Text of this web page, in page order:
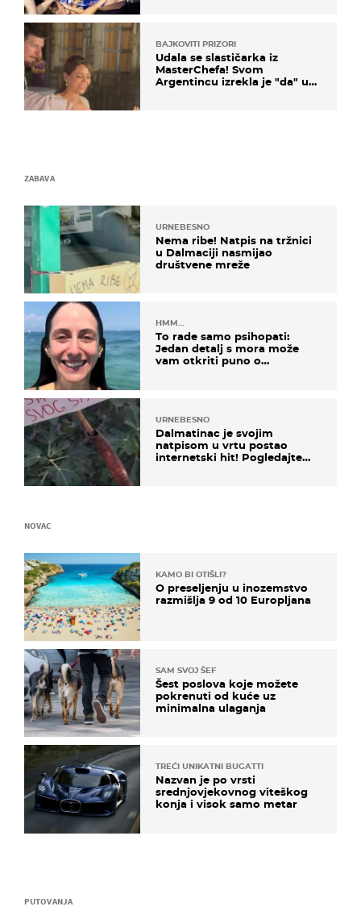
BAJKOVITI PRIZORI
Udala se slastičarka iz
MasterChefa! Svom
Argentincu izrekla je "da" u
ZABAVA
URNEBESNO
Nema ribe! Natpis na tržnici
u Dalmaciji nasmijao
društvene mreže
HMM…
To rade samo psihopati:
Jedan detalj s mora može
vam otkriti puno o
URNEBESNO
Dalmatinac je svojim
natpisom u vrtu postao
internetski hit! Pogledajte
PUTOVANJA
NOVAC
KAMO BI OTIŠLI?
O preseljenju u inozemstvo
razmišlja 9 od 10 Europljana
SAM SVOJ ŠEF
Šest poslova koje možete
pokrenuti od kuće uz
minimalna ulaganja
TREĆI UNIKATNI BUGATTI
Nazvan je po vrsti
srednjovjekovnog viteškog
konja i visok samo metar